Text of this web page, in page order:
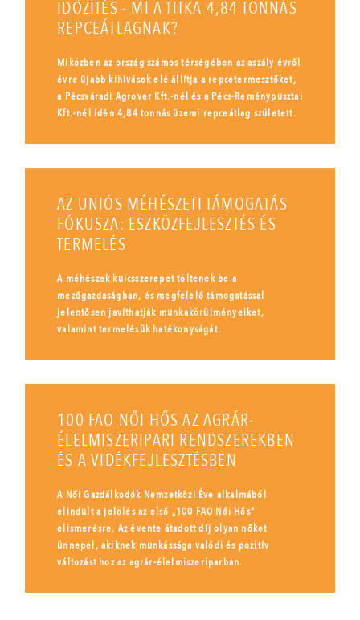
IDŐZÍTÉS - MI A TITKA 4,84 TONNÁS
REPCEÁTLAGNAK?
Miközben az ország számos térségében az aszály évről
évre újabb kihívások elé állítja a repcetermesztőket,
a Pécsváradi Agrover Kft.-nél és a Pécs-Reménypusztai
Kft.-nél idén 4,84 tonnás üzemi repceátlag született.
AZ UNIÓS MÉHÉSZETI TÁMOGATÁS
FÓKUSZA: ESZKÖZFEJLESZTÉS ÉS
TERMELÉS
A méhészek kulcsszerepet töltenek be a
mezőgazdaságban, és megfelelő támogatással
jelentősen javíthatják munkakörülményeiket,
valamint termelésük hatékonyságát.
100 FAO NŐI HŐS AZ AGRÁR-
ÉLELMISZERIPARI RENDSZEREKBEN
ÉS A VIDÉKFEJLESZTÉSBEN
A Női Gazdálkodók Nemzetközi Éve alkalmából
elindult a jelölés az első „100 FAO Női Hős”
elismerésre. Az évente átadott díj olyan nőket
ünnepel, akiknek munkássága valódi és pozitív
változást hoz az agrár-élelmiszeriparban.